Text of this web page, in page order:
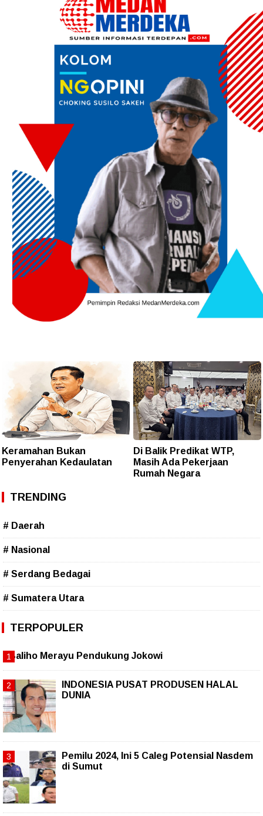
Keramahan Bukan
Penyerahan Kedaulatan
Di Balik Predikat WTP,
Masih Ada Pekerjaan
Rumah Negara
TRENDING
# Daerah
# Nasional
# Serdang Bedagai
# Sumatera Utara
TERPOPULER
Baliho Merayu Pendukung Jokowi
INDONESIA PUSAT PRODUSEN HALAL
DUNIA
Pemilu 2024, Ini 5 Caleg Potensial Nasdem
di Sumut